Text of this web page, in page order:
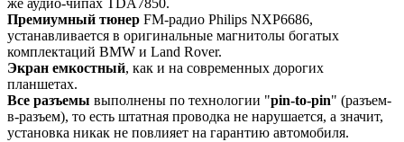
же аудио-чипах TDA7850.
Премиумный тюнер FM-радио Philips NXP6686,
устанавливается в оригинальные магнитолы богатых
комплектаций BMW и Land Rover.
Экран емкостный, как и на современных дорогих
планшетах.
Все разъемы выполнены по технологии "pin-to-pin" (разъем-
в-разъем), то есть штатная проводка не нарушается, а значит,
установка никак не повлияет на гарантию автомобиля.